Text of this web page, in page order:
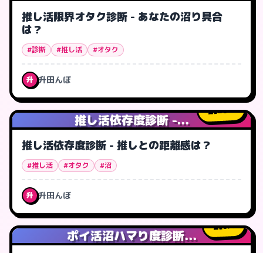
推し活限界オタク診断 - あなたの沼り具合
は？
#診断 #推し活 #オタク
升 升田んぼ
推し活依存度診断 -...
20人
推し活依存度診断 - 推しとの距離感は？
#推し活 #オタク #沼
升 升田んぼ
ポイ活沼ハマり度診断...
0人